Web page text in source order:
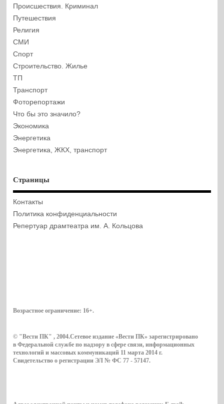
Происшествия. Криминал
Путешествия
Религия
СМИ
Спорт
Строительство. Жилье
ТП
Транспорт
Фоторепортажи
Что бы это значило?
Экономика
Энергетика
Энергетика, ЖКХ, транспорт
Страницы
Контакты
Политика конфиденциальности
Репертуар драмтеатра им. А. Кольцова
Возрастное ограничение: 16+.
© "Вести ПК" , 2004.Сетевое издание «Вести ПК» зарегистрировано
в Федеральной службе по надзору в сфере связи, информационных
технологий и массовых коммуникаций 11 марта 2014 г.
Свидетельство о регистрации ЭЛ № ФС 77 - 57147.